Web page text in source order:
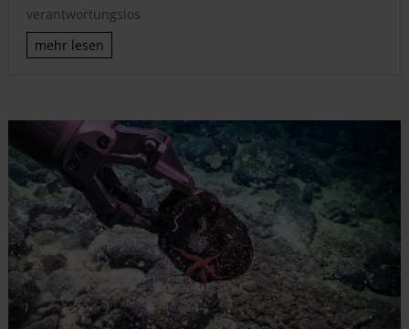
verantwortungslos
mehr lesen